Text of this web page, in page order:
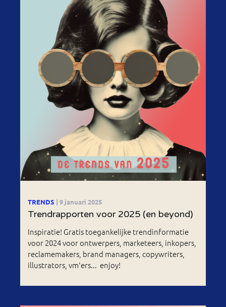
TRENDS | 9 januari 2025
Trendrapporten voor 2025 (en beyond)
Inspiratie! Gratis toegankelijke trendinformatie
voor 2024 voor ontwerpers, marketeers, inkopers,
reclamemakers, brand managers, copywriters,
illustrators, vm'ers... enjoy!